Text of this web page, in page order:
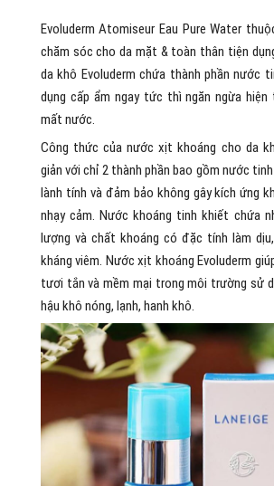
Evoluderm Atomiseur Eau Pure Water
chăm sóc cho da mặt & toàn thân tiện
da khô Evoluderm chứa thành phần nước
dụng cấp ẩm ngay tức thì ngăn ngừa
mất nước.
Công thức của nước xịt khoáng cho da
giản với chỉ 2 thành phần bao gồm nước
lành tính và đảm bảo không gây kích ứng
nhạy cảm. Nước khoáng tinh khiết chứa
lượng và chất khoáng có đặc tính làm
kháng viêm. Nước xịt khoáng Evoluderm
tươi tắn và mềm mại trong môi trường sử
hậu khô nóng, lạnh, hanh khô.